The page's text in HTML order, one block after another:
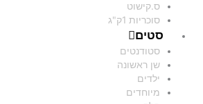
ס.קישוט
סוכריות 1ק"ג
סטים
סטודנטים
שן ראשונה
ילדים
מיוחדים